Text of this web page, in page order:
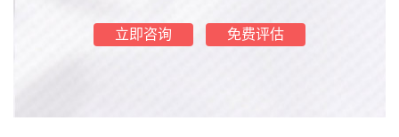
立即咨询 免费评估